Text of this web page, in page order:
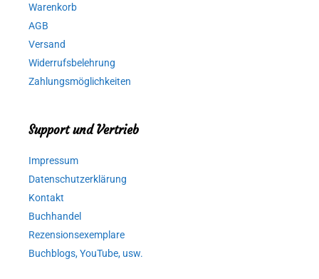
Warenkorb
AGB
Versand
Widerrufsbelehrung
Zahlungsmöglichkeiten
Support und Vertrieb
Impressum
Datenschutzerklärung
Kontakt
Buchhandel
Rezensionsexemplare
Buchblogs, YouTube, usw.